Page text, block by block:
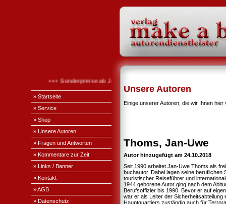
+++ Sonderpreise ab Januar 2026 +++
» Startseite
» Service
» Shop
» Unsere Autoren
» Fragen und Antworten
» Kommentare zur Zeit
» Links / Banner
» Kontakt
» AGB
» Datenschutz
Unsere Autoren
Einige unserer Autoren, die wir Ihnen
Thoms, Jan-Uwe
Autor hinzugefügt am 24.10.2018
Seit 1990 arbeitet Jan-Uwe Thoms als
buchautor. Dabei lagen seine
touristischer Reiseführer und
1944 geborene Autor ging nach dem
Berufsoffizier bis 1990. Bevor er auf
war er als Leiter der Sicherheitsabteilung
Hauptquartiers zuständig auch für